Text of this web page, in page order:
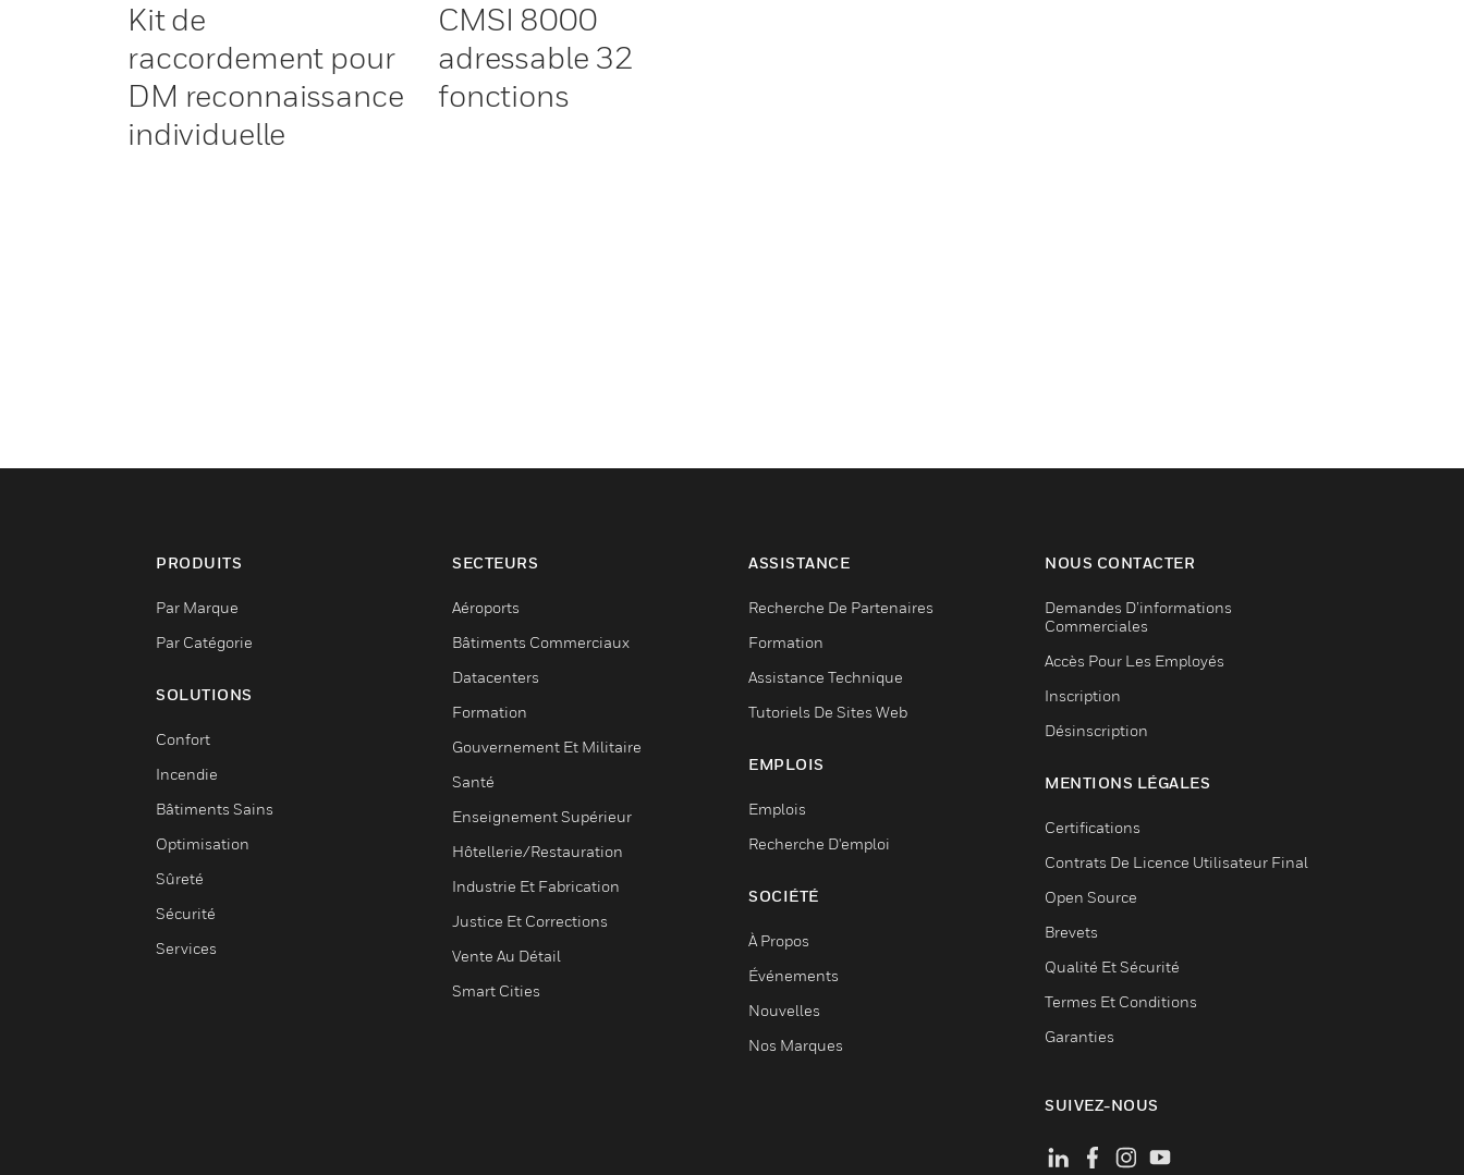
Kit de
raccordement pour
DM reconnaissance
individuelle
CMSI 8000
adressable 32
fonctions
PRODUITS
Par Marque
Par Catégorie
SOLUTIONS
Confort
Incendie
Bâtiments Sains
Optimisation
Sûreté
Sécurité
Services
SECTEURS
Aéroports
Bâtiments Commerciaux
Datacenters
Formation
Gouvernement Et Militaire
Santé
Enseignement Supérieur
Hôtellerie/Restauration
Industrie Et Fabrication
Justice Et Corrections
Vente Au Détail
Smart Cities
ASSISTANCE
Recherche De Partenaires
Formation
Assistance Technique
Tutoriels De Sites Web
EMPLOIS
Emplois
Recherche D'emploi
SOCIÉTÉ
À Propos
Événements
Nouvelles
Nos Marques
NOUS CONTACTER
Demandes D’informations
Commerciales
Accès Pour Les Employés
Inscription
Désinscription
MENTIONS LÉGALES
Certifications
Contrats De Licence Utilisateur Final
Open Source
Brevets
Qualité Et Sécurité
Termes Et Conditions
Garanties
SUIVEZ-NOUS